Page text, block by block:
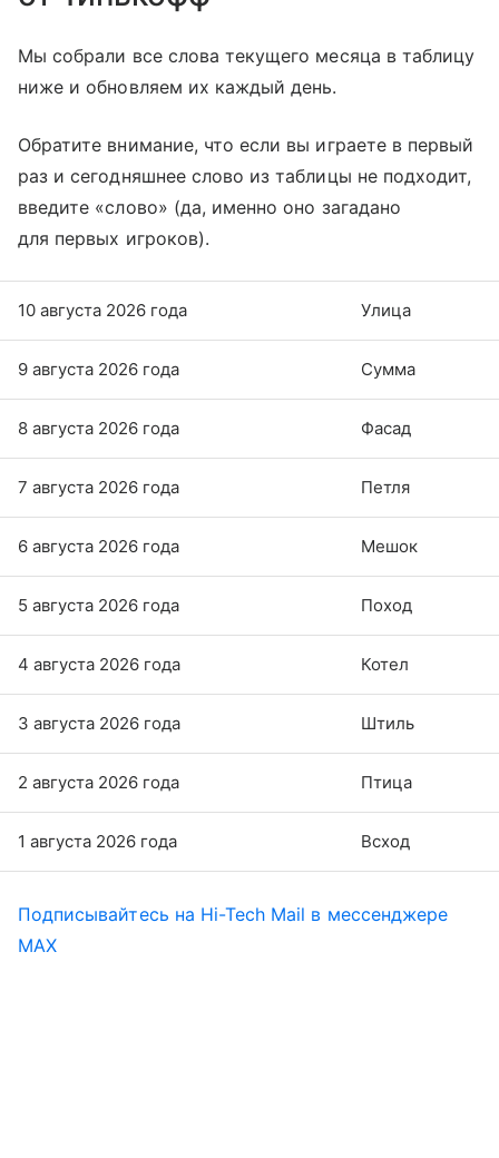
Мы собрали все слова текущего месяца в таблицу
ниже и обновляем их каждый день.
Обратите внимание, что если вы играете в первый
раз и сегодняшнее слово из таблицы не подходит,
введите «слово» (да, именно оно загадано
для первых игроков).
10 августа 2026 года Улица
9 августа 2026 года Сумма
8 августа 2026 года Фасад
7 августа 2026 года Петля
6 августа 2026 года Мешок
5 августа 2026 года Поход
4 августа 2026 года Котел
3 августа 2026 года Штиль
2 августа 2026 года Птица
1 августа 2026 года Всход
Подписывайтесь на Hi-Tech Mail в мессенджере
MAX